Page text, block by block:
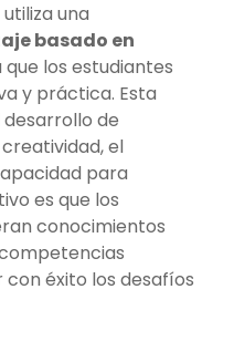
utiliza una
basado en
que los estudiantes
y práctica. Esta
de
el
para
es que los
conocimientos
éxito los desafíos